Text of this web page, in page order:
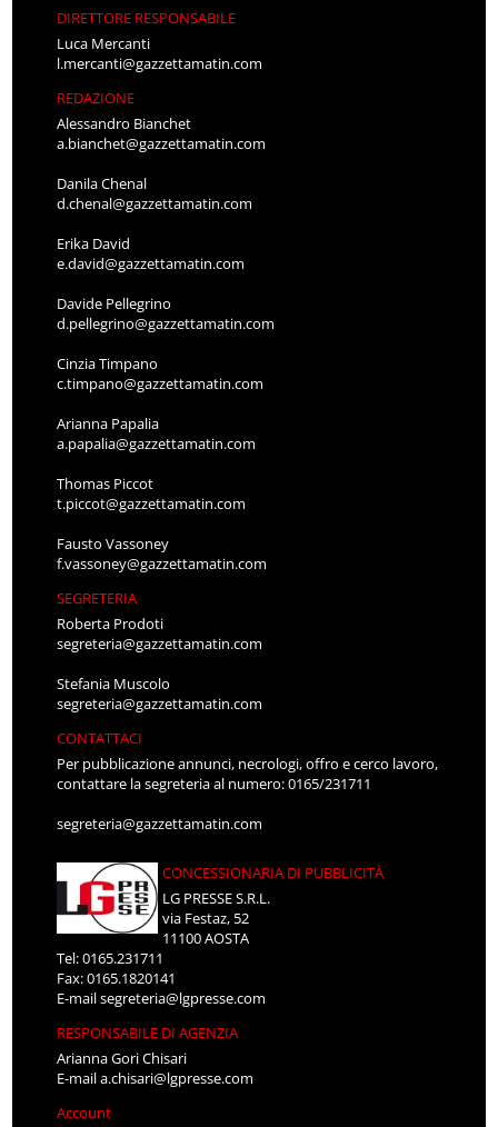
DIRETTORE RESPONSABILE
Luca Mercanti
l.mercanti@gazzettamatin.com
REDAZIONE
Alessandro Bianchet
a.bianchet@gazzettamatin.com
Danila Chenal
d.chenal@gazzettamatin.com
Erika David
e.david@gazzettamatin.com
Davide Pellegrino
d.pellegrino@gazzettamatin.com
Cinzia Timpano
c.timpano@gazzettamatin.com
Arianna Papalia
a.papalia@gazzettamatin.com
Thomas Piccot
t.piccot@gazzettamatin.com
Fausto Vassoney
f.vassoney@gazzettamatin.com
SEGRETERIA
Roberta Prodoti
segreteria@gazzettamatin.com
Stefania Muscolo
segreteria@gazzettamatin.com
CONTATTACI
Per pubblicazione annunci, necrologi, offro e cerco lavoro,
contattare la segreteria al numero: 0165/231711
segreteria@gazzettamatin.com
CONCESSIONARIA DI PUBBLICITÀ
LG PRESSE S.R.L.
via Festaz, 52
11100 AOSTA
Tel: 0165.231711
Fax: 0165.1820141
E-mailsegreteria@lgpresse.com
RESPONSABILE DI AGENZIA
Arianna Gori Chisari
E-maila.chisari@lgpresse.com
Account